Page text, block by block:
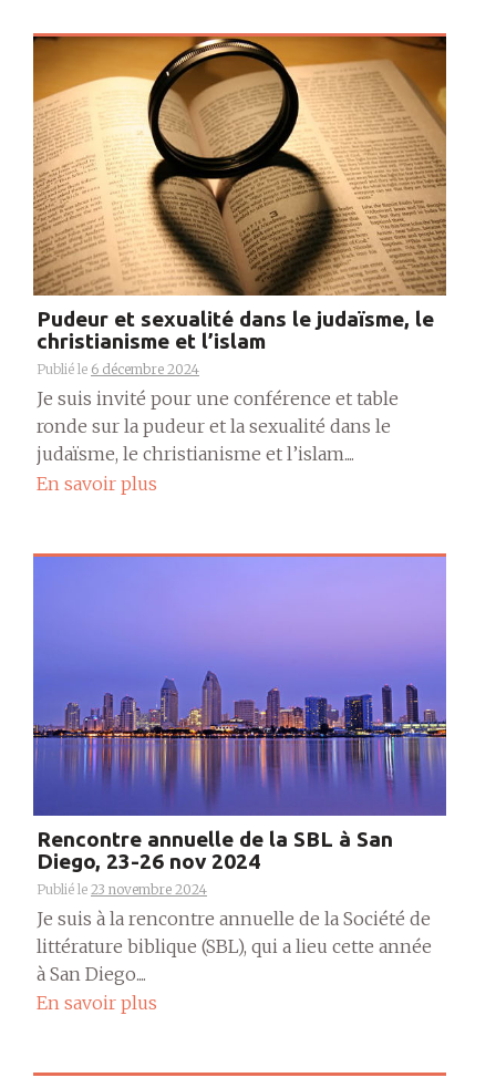
Pudeur et sexualité dans le judaïsme, le
christianisme et l’islam
Publié le 6 décembre 2024
Je suis invité pour une conférence et table
ronde sur la pudeur et la sexualité dans le
judaïsme, le christianisme et l’islam....
En savoir plus
Rencontre annuelle de la SBL à San
Diego, 23-26 nov 2024
Publié le 23 novembre 2024
Je suis à la rencontre annuelle de la Société de
littérature biblique (SBL), qui a lieu cette année
à San Diego....
En savoir plus